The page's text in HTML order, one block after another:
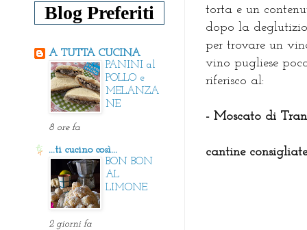
torta e un
dopo la
per trovare un
vino pugliese
riferisco al:
- Moscato di
cantine
Blog Preferiti
A TUTTA CUCINA
PANINI al
POLLO e
MELANZA
NE
8 ore fa
...ti cucino così...
BON BON
AL
LIMONE
2 giorni fa